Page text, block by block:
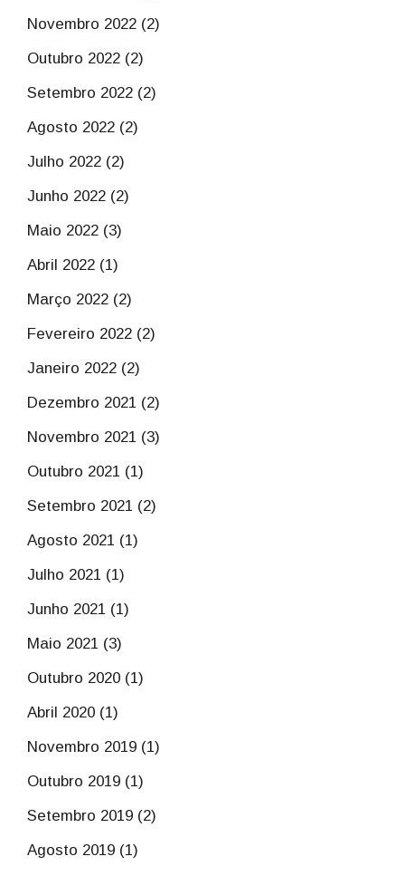
Novembro 2022 (2)
Outubro 2022 (2)
Setembro 2022 (2)
Agosto 2022 (2)
Julho 2022 (2)
Junho 2022 (2)
Maio 2022 (3)
Abril 2022 (1)
Março 2022 (2)
Fevereiro 2022 (2)
Janeiro 2022 (2)
Dezembro 2021 (2)
Novembro 2021 (3)
Outubro 2021 (1)
Setembro 2021 (2)
Agosto 2021 (1)
Julho 2021 (1)
Junho 2021 (1)
Maio 2021 (3)
Outubro 2020 (1)
Abril 2020 (1)
Novembro 2019 (1)
Outubro 2019 (1)
Setembro 2019 (2)
Agosto 2019 (1)